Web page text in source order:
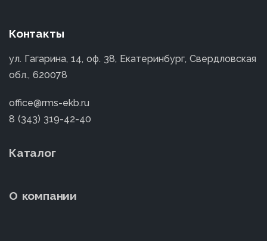
Контакты
ул. Гагарина, 14, оф. 38, Екатеринбург, Свердловская
обл., 620078
office@rms-ekb.ru
8 (343) 319-42-40
Каталог
О компании